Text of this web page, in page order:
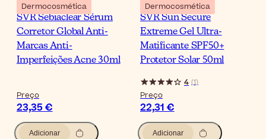
Dermocosmética
SVR Sebiaclear Sérum
Corretor Global Anti-
Marcas Anti-
Imperfeições Acne 30ml
Preço
23,35 €
Adicionar
Dermocosmética
SVR Sun Secure
Extreme Gel Ultra-
Matificante SPF50+
Protetor Solar 50ml
4 (1)
Preço
22,31 €
Adicionar